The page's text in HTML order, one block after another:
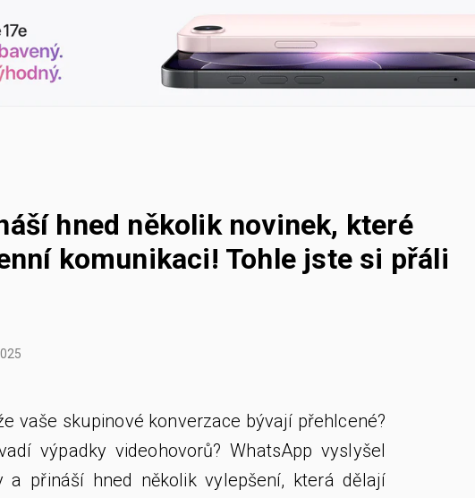
hned několik novinek, které
komunikaci! Tohle jste si přáli
vaše skupinové konverzace bývají přehlcené?
výpadky videohovorů? WhatsApp vyslyšel
a přináší hned několik vylepšení, která dělají